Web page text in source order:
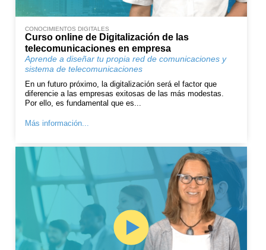
CONOCIMIENTOS DIGITALES
Curso online de Digitalización de las
telecomunicaciones en empresa
Aprende a diseñar tu propia red de comunicaciones y
sistema de telecomunicaciones
En un futuro próximo, la digitalización será el factor que
diferencie a las empresas exitosas de las más modestas.
Por ello, es fundamental que es...
Más información...